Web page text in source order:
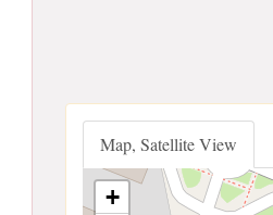
Map, Satellite View
+